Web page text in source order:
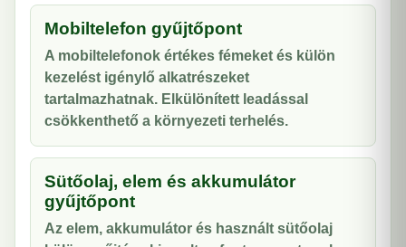
Mobiltelefon gyűjtőpont
A mobiltelefonok értékes fémeket és külön
kezelést igénylő alkatrészeket
tartalmazhatnak. Elkülönített leadással
csökkenthető a környezeti terhelés.
Sütőolaj, elem és akkumulátor
gyűjtőpont
Az elem, akkumulátor és használt sütőolaj